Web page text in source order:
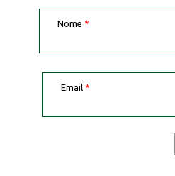
Nome *
Email *